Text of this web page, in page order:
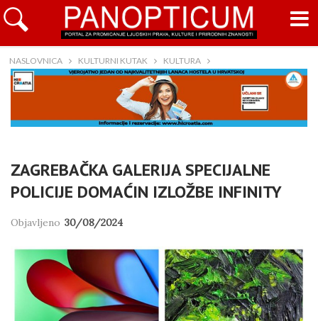
NASLOVNICA KULTURNI KUTAK KULTURA
ZAGREBAČKA GALERIJA SPECIJALNE
POLICIJE DOMAĆIN IZLOŽBE INFINITY
Objavljeno 30/08/2024